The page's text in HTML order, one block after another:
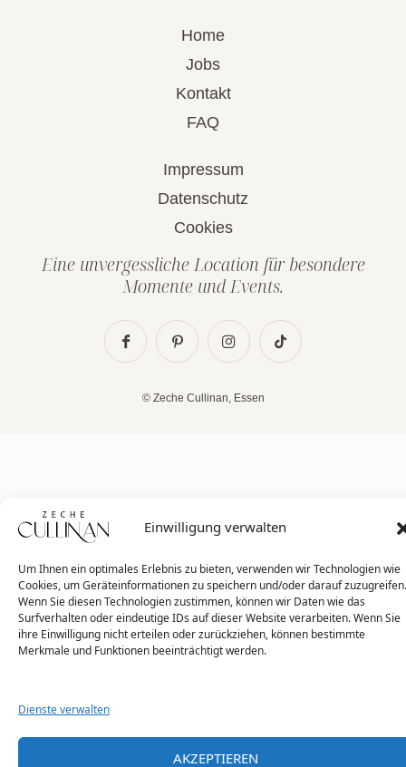
Einwilligung verwalten
Um Ihnen ein optimales Erlebnis zu bieten, verwenden wir Technologien wie
Cookies, um Geräteinformationen zu speichern und/oder darauf zuzugreifen.
Wenn Sie diesen Technologien zustimmen, können wir Daten wie das
Surfverhalten oder eindeutige IDs auf dieser Website verarbeiten. Wenn Sie
ihre Einwilligung nicht erteilen oder zurückziehen, können bestimmte
Merkmale und Funktionen beeinträchtigt werden.
Dienste verwalten
AKZEPTIEREN
Home
Jobs
Kontakt
FAQ
Impressum
Datenschutz
Cookies
Eine unvergessliche Location für besondere
Momente und Events.
© Zeche Cullinan, Essen